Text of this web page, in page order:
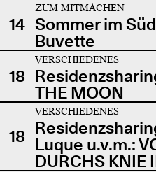
14
ZUM MITMACHEN
Sommer im
Buvette
18
VERSCHIEDENES
THE MOON
18
VERSCHIEDENES
Luque u.v.m.:
DURCHS KNIE